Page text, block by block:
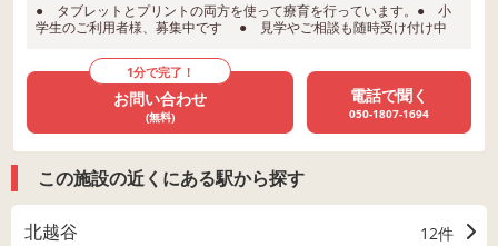
● タブレットとプリントの両方を使って療育を行っています。● 小
学生のご利用者様、募集中です ● 見学やご相談も随時受け付け中
1分で完了！
お問い合わせ
(無料)
電話で聞く
050-1807-1694
この施設の近くにある駅から探す
北越谷 12件